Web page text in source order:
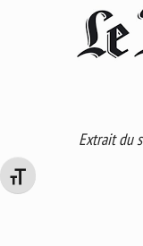
Changer la taille de la police
Extrait du